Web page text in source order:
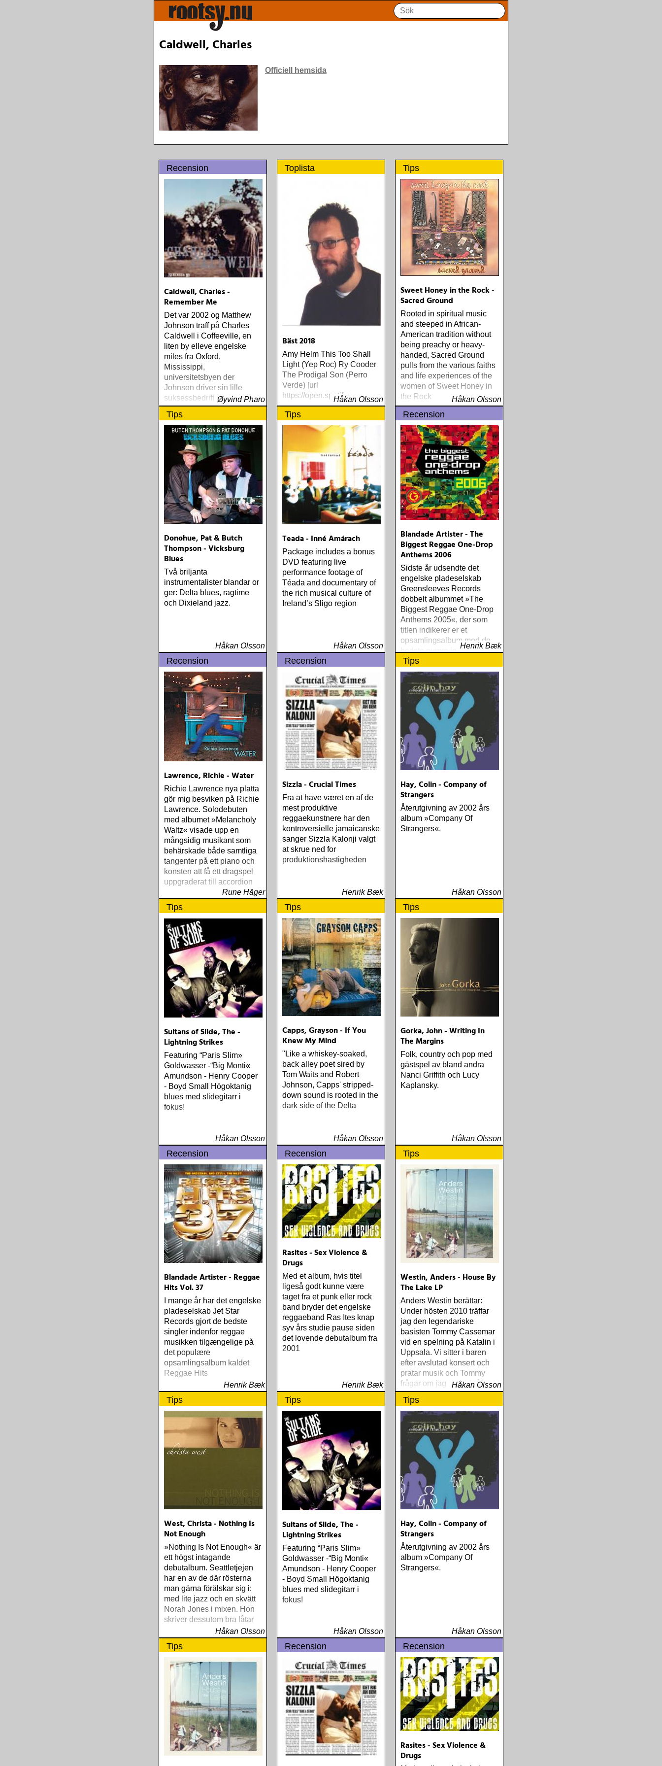
Caldwell, Charles
Officiell hemsida
Recension
Caldwell, Charles -
Remember Me
Det var 2002 og Matthew
Johnson traff på Charles
Caldwell i Coffeeville, en
liten by elleve engelske
miles fra Oxford,
Mississippi,
universitetsbyen der
Johnson driver sin lille
suksessbedrift av et
plateselskap. Caldwell
hadde kone, fem døtre og
14 barnebarn å ta seg av
Øyvind Pharo
Toplista
Bäst 2018
Amy Helm This Too Shall
Light (Yep Roc) Ry Cooder
The Prodigal Son (Perro
Verde) [url
https://open.spotifyHåkan Olsson
Tips
Sweet Honey in the Rock -
Sacred Ground
Rooted in spiritual music
and steeped in African-
American tradition without
being preachy or heavy-
handed, Sacred Ground
pulls from the various faiths
and life experiences of the
women of Sweet Honey in
the Rock
Håkan Olsson
Tips
Donohue, Pat & Butch
Thompson - Vicksburg
Blues
Två briljanta
instrumentalister blandar or
ger: Delta blues, ragtime
och Dixieland jazz.
Håkan Olsson
Tips
Teada - Inné Amárach
Package includes a bonus
DVD featuring live
performance footage of
Téada and documentary of
the rich musical culture of
Ireland’s Sligo region
Håkan Olsson
Recension
Blandade Artister - The
Biggest Reggae One-Drop
Anthems 2006
Sidste år udsendte det
engelske pladeselskab
Greensleeves Records
dobbelt albummet »The
Biggest Reggae One-Drop
Anthems 2005«, der som
titlen indikerer er et
opsamlingsalbum med de
bedste numre indenfor den
populære reggaestil kaldet
one-drop
Henrik Bæk
Recension
Lawrence, Richie - Water
Richie Lawrence nya platta
gör mig besviken på Richie
Lawrence. Solodebuten
med albumet »Melancholy
Waltz« visade upp en
mångsidig musikant som
behärskade både samtliga
tangenter på ett piano och
konsten att få ett dragspel
uppgraderat till accordion
Rune Häger
Recension
Sizzla - Crucial Times
Fra at have været en af de
mest produktive
reggaekunstnere har den
kontroversielle jamaicanske
sanger Sizzla Kalonji valgt
at skrue ned for
produktionshastigheden
Henrik Bæk
Tips
Hay, Colin - Company of
Strangers
Återutgivning av 2002 års
album »Company Of
Strangers«.
Håkan Olsson
Tips
Sultans of Slide, The -
Lightning Strikes
Featuring “Paris Slim»
Goldwasser -“Big Monti«
Amundson - Henry Cooper
- Boyd Small Högoktanig
blues med slidegitarr i
fokus!
Håkan Olsson
Tips
Capps, Grayson - If You
Knew My Mind
"Like a whiskey-soaked,
back alley poet sired by
Tom Waits and Robert
Johnson, Capps' stripped-
down sound is rooted in the
dark side of the Delta
Håkan Olsson
Tips
Gorka, John - Writing In
The Margins
Folk, country och pop med
gästspel av bland andra
Nanci Griffith och Lucy
Kaplansky.
Håkan Olsson
Recension
Blandade Artister - Reggae
Hits Vol. 37
I mange år har det engelske
pladeselskab Jet Star
Records gjort de bedste
singler indenfor reggae
musikken tilgængelige på
det populære
opsamlingsalbum kaldet
Reggae Hits
Henrik Bæk
Recension
Rasites - Sex Violence &
Drugs
Med et album, hvis titel
ligeså godt kunne være
taget fra et punk eller rock
band bryder det engelske
reggaeband Ras Ites knap
syv års studie pause siden
det lovende debutalbum fra
2001
Henrik Bæk
Tips
Westin, Anders - House By
The Lake LP
Anders Westin berättar:
Under hösten 2010 träffar
jag den legendariske
basisten Tommy Cassemar
vid en spelning på Katalin i
Uppsala. Vi sitter i baren
efter avslutad konsert och
pratar musik och Tommy
frågar om jag spelar något
instrument
Håkan Olsson
Tips
West, Christa - Nothing Is
Not Enough
»Nothing Is Not Enough« är
ett högst intagande
debutalbum. Seattletjejen
har en av de där rösterna
man gärna förälskar sig i:
med lite jazz och en skvätt
Norah Jones i mixen. Hon
skriver dessutom bra låtar
Håkan Olsson
Tips
Sultans of Slide, The -
Lightning Strikes
Featuring “Paris Slim»
Goldwasser -“Big Monti«
Amundson - Henry Cooper
- Boyd Small Högoktanig
blues med slidegitarr i
fokus!
Håkan Olsson
Tips
Hay, Colin - Company of
Strangers
Återutgivning av 2002 års
album »Company Of
Strangers«.
Håkan Olsson
Tips Recension Recension
Rasites - Sex Violence &
Drugs